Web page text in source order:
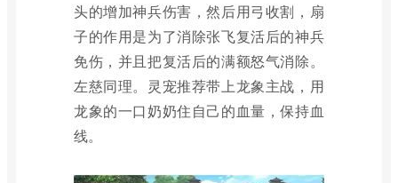
头的增加神兵伤害，然后用弓收割，扇
子的作用是为了消除张飞复活后的神兵
免伤，并且把复活后的满额怒气消除。
左慈同理。灵宠推荐带上龙象主战，用
龙象的一口奶奶住自己的血量，保持血
线。